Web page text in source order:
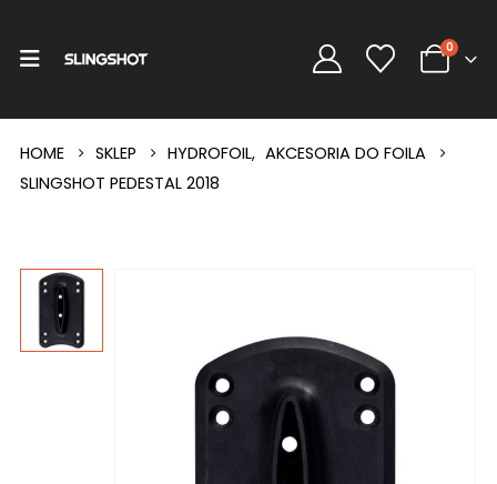
0
HOME SKLEP HYDROFOIL, AKCESORIA DO FOILA
SLINGSHOT PEDESTAL 2018